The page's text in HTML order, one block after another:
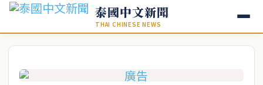
泰國中文新聞
THAI CHINESE NEWS